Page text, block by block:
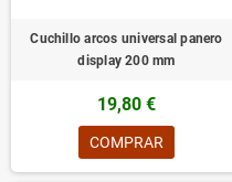
Cuchillo arcos universal panero
display 200 mm
19,80 €
COMPRAR